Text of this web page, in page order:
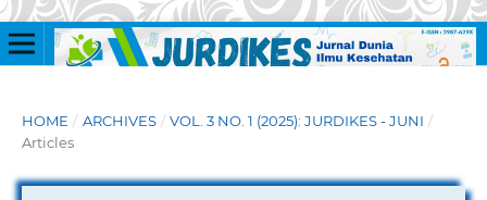
HOME / ARCHIVES / VOL. 3 NO. 1 (2025): JURDIKES - JUNI /
Articles